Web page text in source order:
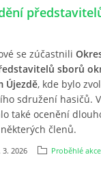
se zúčastnili
sborů
Újezdě, kde bylo
sdružení hasičů.
také ocenění
některých členů.
3. 2026 Proběhlé akce